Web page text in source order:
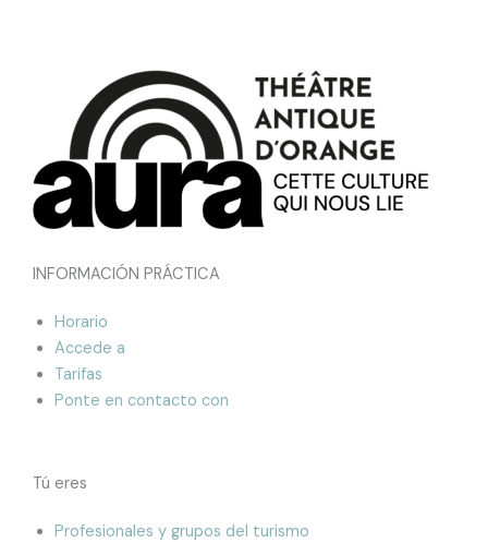
INFORMACIÓN PRÁCTICA
Horario
Accede a
Tarifas
Ponte en contacto con
Tú eres
Profesionales y grupos del turismo